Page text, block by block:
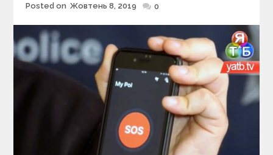
Posted
Posted on Жовтень 8, 2019 0